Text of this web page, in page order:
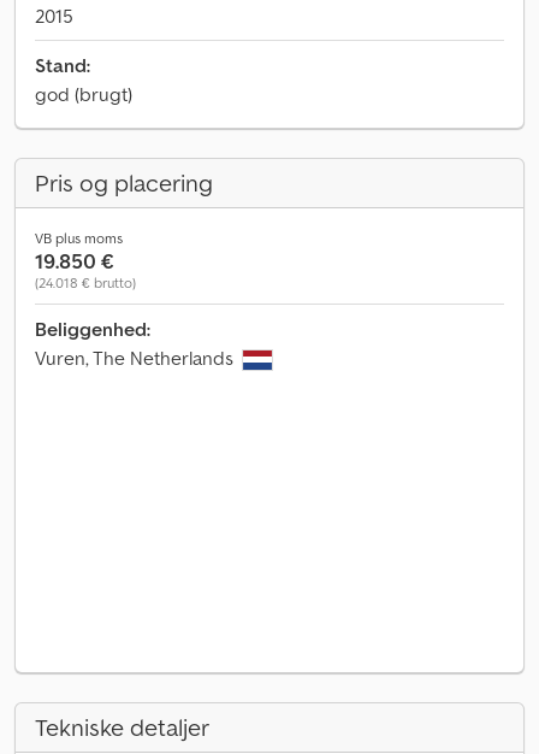
2015
Stand:
god (brugt)
Pris og placering
VB plus moms
19.850 €
(24.018 € brutto)
Beliggenhed:
Vuren, The Netherlands
Tekniske detaljer